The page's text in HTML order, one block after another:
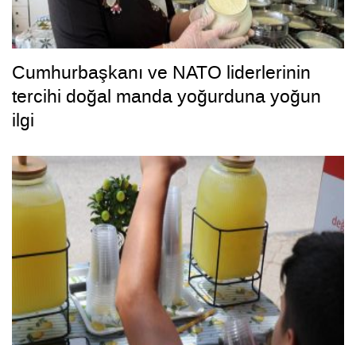
Cumhurbaşkanı ve NATO liderlerinin
tercihi doğal manda yoğurduna yoğun
ilgi